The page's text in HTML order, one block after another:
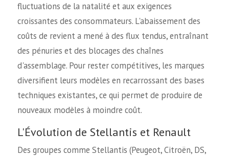
fluctuations de la natalité et aux exigences
croissantes des consommateurs. L'abaissement des
coûts de revient a mené à des flux tendus, entraînant
des pénuries et des blocages des chaînes
d'assemblage. Pour rester compétitives, les marques
diversifient leurs modèles en recarrossant des bases
techniques existantes, ce qui permet de produire de
nouveaux modèles à moindre coût.
L'Évolution de Stellantis et Renault
Des groupes comme Stellantis (Peugeot, Citroën, DS,